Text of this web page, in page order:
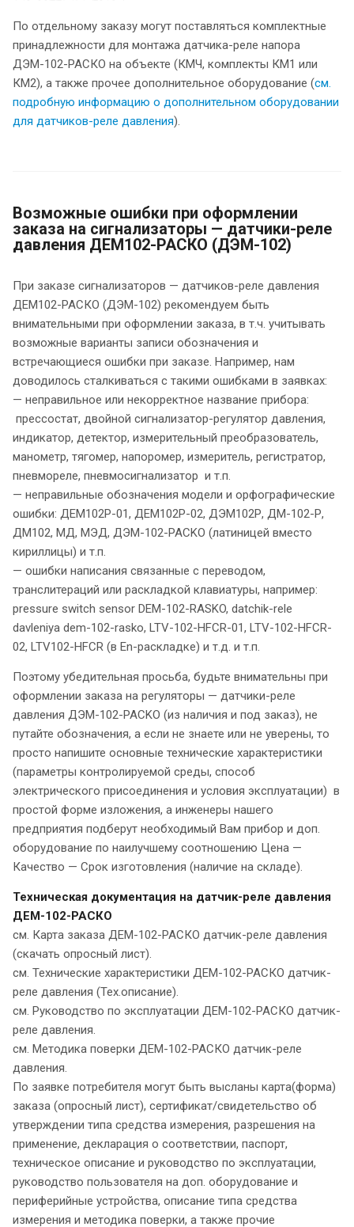
По отдельному заказу могут поставляться комплектные
принадлежности для монтажа датчика-реле напора
ДЭМ-102-РАСКО на объекте (КМЧ, комплекты КМ1 или
КМ2), а также прочее дополнительное оборудование (см.
подробную информацию о дополнительном оборудовании
для датчиков-реле давления).
Возможные ошибки при оформлении
заказа на сигнализаторы — датчики-реле
давления ДЕМ102-РАСКО (ДЭМ-102)
При заказе сигнализаторов — датчиков-реле давления
ДЕМ102-РАСКО (ДЭМ-102) рекомендуем быть
внимательными при оформлении заказа, в т.ч. учитывать
возможные варианты записи обозначения и
встречающиеся ошибки при заказе. Например, нам
доводилось сталкиваться с такими ошибками в заявках:
— неправильное или некорректное название прибора:
прессостат, двойной сигнализатор-регулятор давления,
индикатор, детектор, измерительный преобразователь,
манометр, тягомер, напоромер, измеритель, регистратор,
пневмореле, пневмосигнализатор и т.п.
— неправильные обозначения модели и орфографические
ошибки: ДЕМ102Р-01, ДЕМ102Р-02, ДЭМ102Р, ДМ-102-Р,
ДМ102, МД, МЭД, ДЭМ-102-PACKO (латиницей вместо
кириллицы) и т.п.
— ошибки написания связанные с переводом,
транслитераций или раскладкой клавиатуры, например:
pressure switch sensor DEM-102-RASKO, datchik-rele
davleniya dem-102-rasko, LTV-102-HFCR-01, LTV-102-HFCR-
02, LTV102-HFCR (в En-раскладке) и т.д. и т.п.
Поэтому убедительная просьба, будьте внимательны при
оформлении заказа на регуляторы — датчики-реле
давления ДЭМ-102-PACKO (из наличия и под заказ), не
путайте обозначения, а если не знаете или не уверены, то
просто напишите основные технические характеристики
(параметры контролируемой среды, способ
электрического присоединения и условия эксплуатации) в
простой форме изложения, а инженеры нашего
предприятия подберут необходимый Вам прибор и доп.
оборудование по наилучшему соотношению Цена —
Качество — Срок изготовления (наличие на складе).
Техническая документация на датчик-реле давления
ДЕМ-102-РАСКО
см. Карта заказа ДЕМ-102-РАСКО датчик-реле давления
(скачать опросный лист).
см. Технические характеристики ДЕМ-102-РАСКО датчик-
реле давления (Тех.описание).
см. Руководство по эксплуатации ДЕМ-102-РАСКО датчик-
реле давления.
см. Методика поверки ДЕМ-102-РАСКО датчик-реле
давления.
По заявке потребителя могут быть высланы карта(форма)
заказа (опросный лист), сертификат/свидетельство об
утверждении типа средства измерения, разрешения на
применение, декларация о соответствии, паспорт,
техническое описание и руководство по эксплуатации,
руководство пользователя на доп. оборудование и
периферийные устройства, описание типа средства
измерения и методика поверки, а также прочие